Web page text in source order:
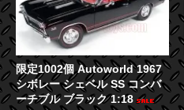
限定1002個 Autoworld 1967
シボレー シェベル SS コンバ
ーチブル ブラック 1:18